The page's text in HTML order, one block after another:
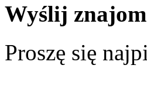
Wyślij
Proszę się